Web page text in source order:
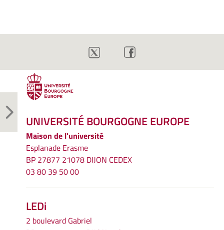
UNIVERSITÉ BOURGOGNE EUROPE
Maison de l'université
Esplanade Erasme
BP 27877 21078 DIJON CEDEX
03 80 39 50 00
LEDi
2 boulevard Gabriel